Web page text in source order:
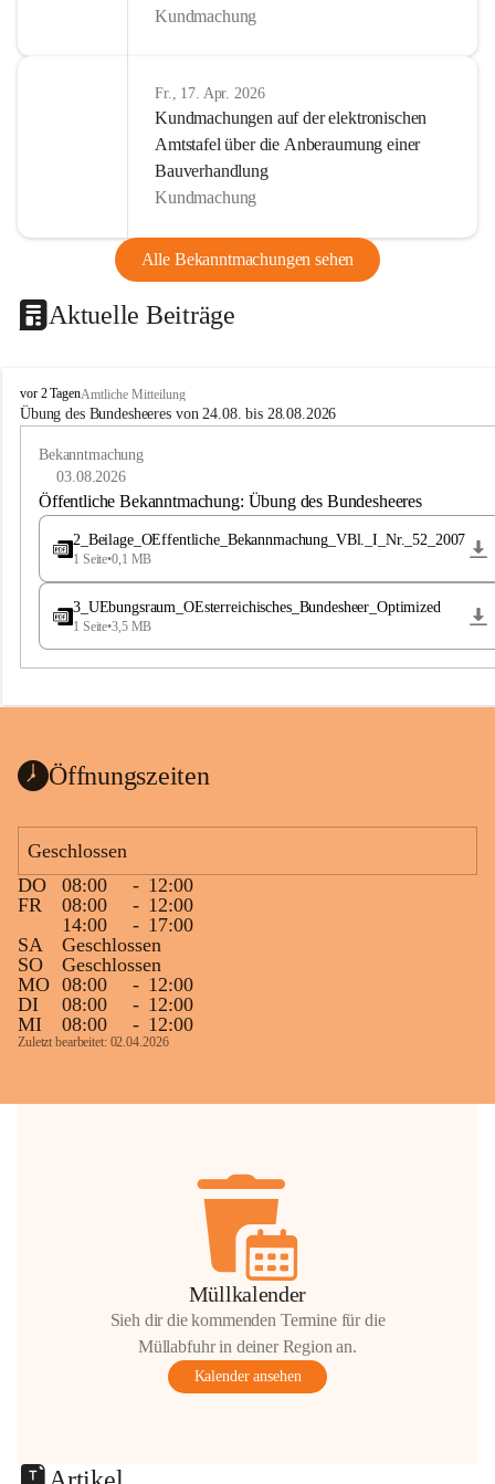
Kundmachung
Fr., 17. Apr. 2026
Kundmachungen auf der elektronischen
Amtstafel über die Anberaumung einer
Bauverhandlung
Kundmachung
Alle Bekanntmachungen sehen
Aktuelle Beiträge
B
u
e
a
vor 2 TagenAmtliche Mitteilung
Übung des Bundesheeres von 24.08. bis 28.08.2026
Bekanntmachung
03.08.2026
Öffentliche Bekanntmachung: Übung des Bundesheeres
2_Beilage_OEffentliche_Bekannmachung_VBl._I_Nr._52_2007
1 Seite•0,1 MB
3_UEbungsraum_OEsterreichisches_Bundesheer_Optimized
1 Seite•3,5 MB
Öffnungszeiten
Geschlossen
DO
08:00 - 12:00
FR
08:00 - 12:00
14:00
- 17:00
SA
Geschlossen
SO
Geschlossen
MO 08:00 - 12:00
DI
08:00 - 12:00
MI
08:00 - 12:00
Zuletzt bearbeitet: 02.04.2026
Müllkalender
Sieh dir die kommenden Termine für die
Müllabfuhr in deiner Region an.
Kalender ansehen